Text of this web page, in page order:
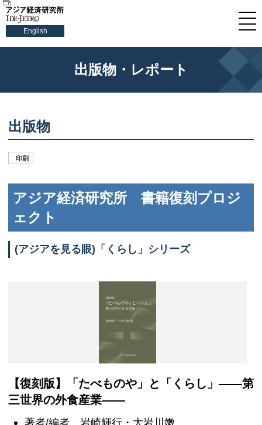
English
出版物・レポート
出版物
印刷
アジア経済研究所 書籍復刻プロジ
ェクト
(アジアを見る眼)「くらし」シリーズ
【復刻版】「たべものや」と「くらし」――第
三世界の外食産業――
著者/編者 岩崎輝行・大岩川嫩